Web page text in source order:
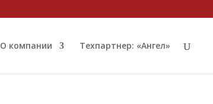
О компании Техпартнер: «Ангел»